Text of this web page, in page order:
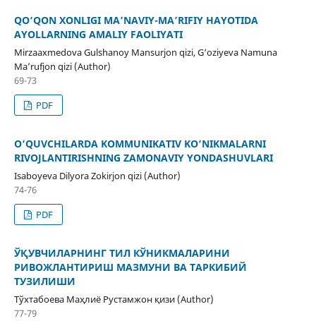
QO‘QON XONLIGI MA’NAVIY-MA’RIFIY HAYOTIDA
AYOLLARNING AMALIY FAOLIYATI
Mirzaaxmedova Gulshanoy Mansurjon qizi, G‘oziyeva Namuna
Ma’rufjon qizi (Author)
69-73
PDF
O‘QUVCHILARDA KOMMUNIKATIV KO‘NIKMALARNI
RIVOJLANTIRISHNING ZAMONAVIY YONDASHUVLARI
Isaboyeva Dilyora Zokirjon qizi (Author)
74-76
PDF
ЎҚУВЧИЛАРНИНГ ТИЛ КЎНИКМАЛАРИНИ
РИВОЖЛАНТИРИШ МАЗМУНИ ВА ТАРКИБИЙ
ТУЗИЛИШИ
Тўхтабоева Маҳлиё Рустамжон қизи (Author)
77-79